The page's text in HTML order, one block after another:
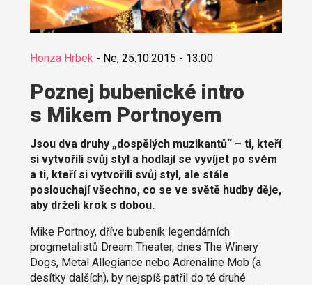
Honza Hrbek- Ne, 25.10.2015 - 13:00
Poznej bubenické intro
s Mikem Portnoyem
Jsou dva druhy „dospělých muzikantů“ – ti, kteří
si vytvořili svůj styl a hodlají se vyvíjet po svém
a ti, kteří si vytvořili svůj styl, ale stále
poslouchají všechno, co se ve světě hudby děje,
aby drželi krok s dobou.
Mike Portnoy, dříve bubeník legendárních
progmetalistů Dream Theater, dnes The Winery
Dogs, Metal Allegiance nebo Adrenaline Mob (a
desítky dalších), by nejspíš patřil do té druhé